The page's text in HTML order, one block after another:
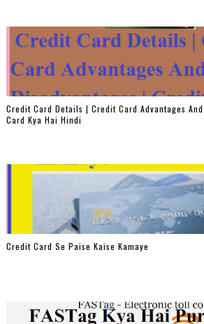
Credit Card Details | Credit Card Advantages
Card Kya Hai Hindi
Credit Card Se Paise Kaise Kamaye